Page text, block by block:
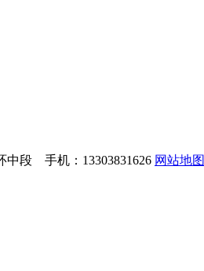
中段 手机：13303831626 网站地图